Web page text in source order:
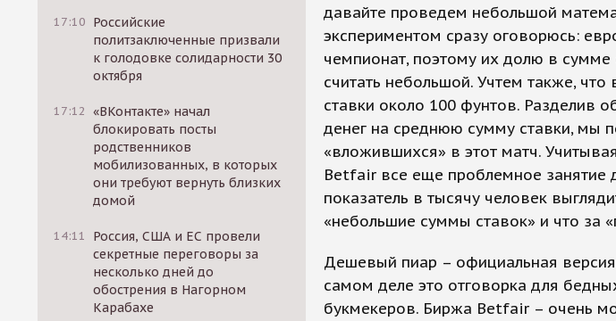
17:10 Российские
политзаключенные призвали
к голодовке солидарности 30
октября
17:12 «ВКонтакте» начал
блокировать посты
родственников
мобилизованных, в которых
они требуют вернуть близких
домой
14:11
Россия, США и ЕС провели
секретные переговоры за
несколько дней до
обострения в Нагорном
Карабахе
давайте проведем небольшой
экспериментом сразу оговорюсь:
чемпионат, поэтому их долю в сумме
считать небольшой. Учтем также,
ставки около 100 фунтов. Разделив
денег на среднюю сумму ставки, мы
«вложившихся» в этот матч.
Betfair все еще проблемное занятие
показатель в тысячу человек
«небольшие суммы ставок» и что за
Дешевый пиар – официальная
самом деле это отговорка для
букмекеров. Биржа Betfair – очень